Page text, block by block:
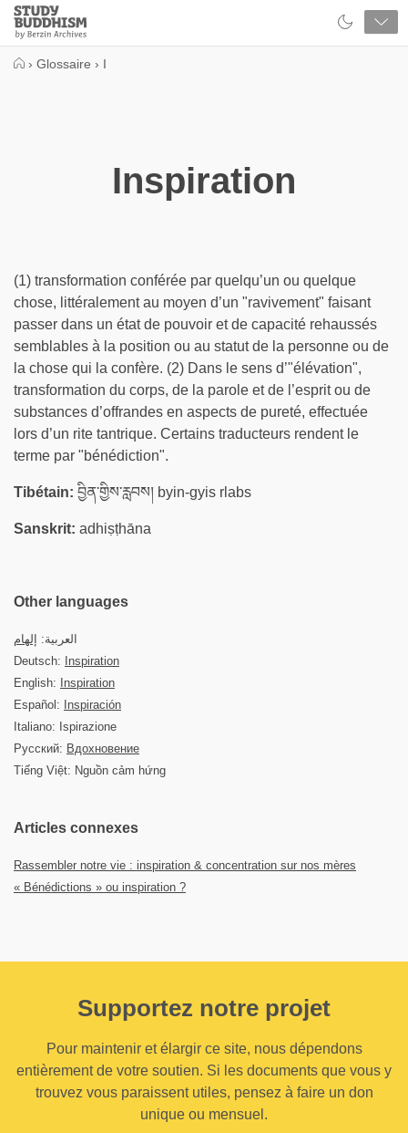
Close
Study
Buddhism
› Glossaire › I
Inspiration
(1) transformation conférée par quelqu’un ou quelque
chose, littéralement au moyen d’un "ravivement" faisant
passer dans un état de pouvoir et de capacité rehaussés
semblables à la position ou au statut de la personne ou de
la chose qui la confère. (2) Dans le sens d’"élévation",
transformation du corps, de la parole et de l’esprit ou de
substances d’offrandes en aspects de pureté, effectuée
lors d’un rite tantrique. Certains traducteurs rendent le
terme par "bénédiction".
Tibétain: བྱིན་གྱིས་རླབས། byin-gyis rlabs
Sanskrit: adhiṣṭhāna
Other languages
العربية:
إلهام
Deutsch:
Inspiration
English:
Inspiration
Español:
Inspiración
Italiano: Ispirazione
Русский: Вдохновение
Tiếng Việt: Nguồn cảm hứng
Articles connexes
Rassembler notre vie : inspiration & concentration sur nos mères
« Bénédictions » ou inspiration ?
Supportez notre projet
Pour maintenir et élargir ce site, nous dépendons
entièrement de votre soutien. Si les documents que vous y
trouvez vous paraissent utiles, pensez à faire un don
unique ou mensuel.